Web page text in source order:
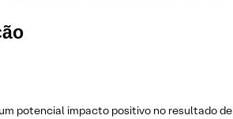
potencial impacto positivo no resultado de